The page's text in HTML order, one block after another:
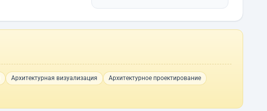
Архитектурная визуализация
Архитектурное проектирование